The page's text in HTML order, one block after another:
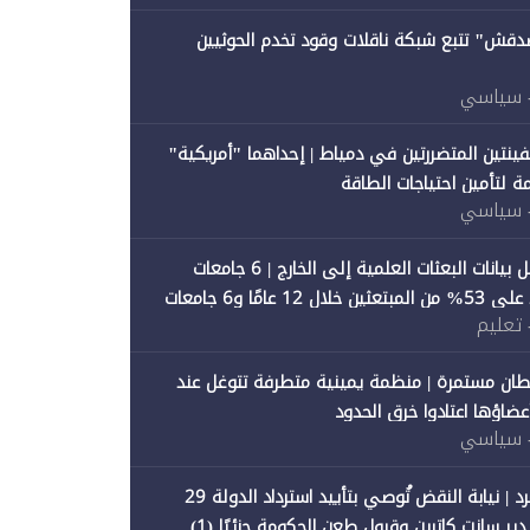
تتبع شبكة ناقلات وقود تخدم الحوثيين
سياسي
المتضررتين في دمياط | إحداهما "أمريكية"
لتأمين احتياجات الطاقة
سياسي
"متصدقش" تحلل بيانات البعثات العلمية إلى الخارج | 6 جامعات
حكومية تستحوذ على 53% من المبتعثين خلال 12 عامًا و6 جامعات
تعليم
مستمرة | منظمة يمينية متطرفة تتوغل عند
اعتادوا خرق الحدود
سياسي
"متصدقش" تنفرد | نيابة النقض تُوصي بتأييد استرداد الدولة 29